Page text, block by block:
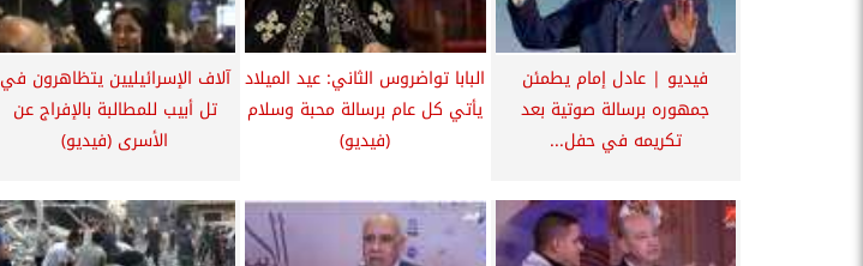
فيديو | عادل إمام يطمئن
جمهوره برسالة صوتية بعد
تكريمه في حفل...
البابا تواضروس الثاني: عيد الميلاد
يأتي كل عام برسالة محبة وسلام
(فيديو)
آلاف الإسرائيليين يتظاهرون في
تل أبيب للمطالبة بالإفراج عن
الأسرى (فيديو)